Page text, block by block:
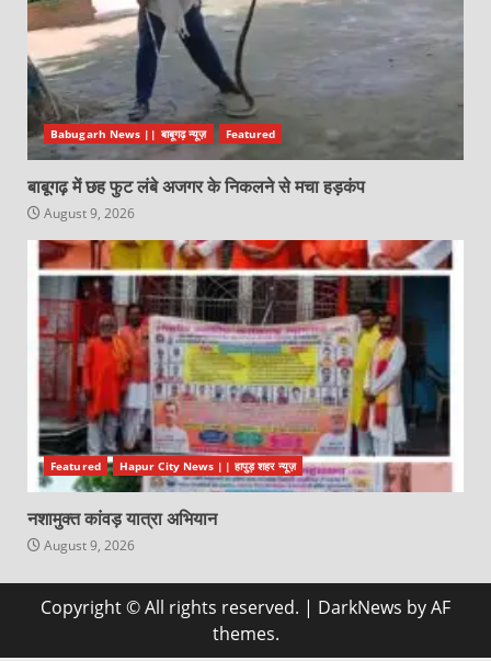
Babugarh News || बाबूगढ़ न्यूज़ Featured
बाबूगढ़ में छह फुट लंबे अजगर के निकलने से मचा हड़कंप
August 9, 2026
Featured Hapur City News || हापुड़ शहर न्यूज़
नशामुक्त कांवड़ यात्रा अभियान
August 9, 2026
Copyright © All rights reserved. | DarkNews by AF
themes.